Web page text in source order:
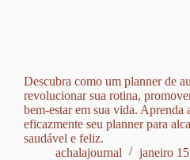
Descubra como um planner de
revolucionar sua rotina,
bem-estar em sua vida. Aprenda
eficazmente seu planner para
saudável e feliz.
achalajournal
janeiro